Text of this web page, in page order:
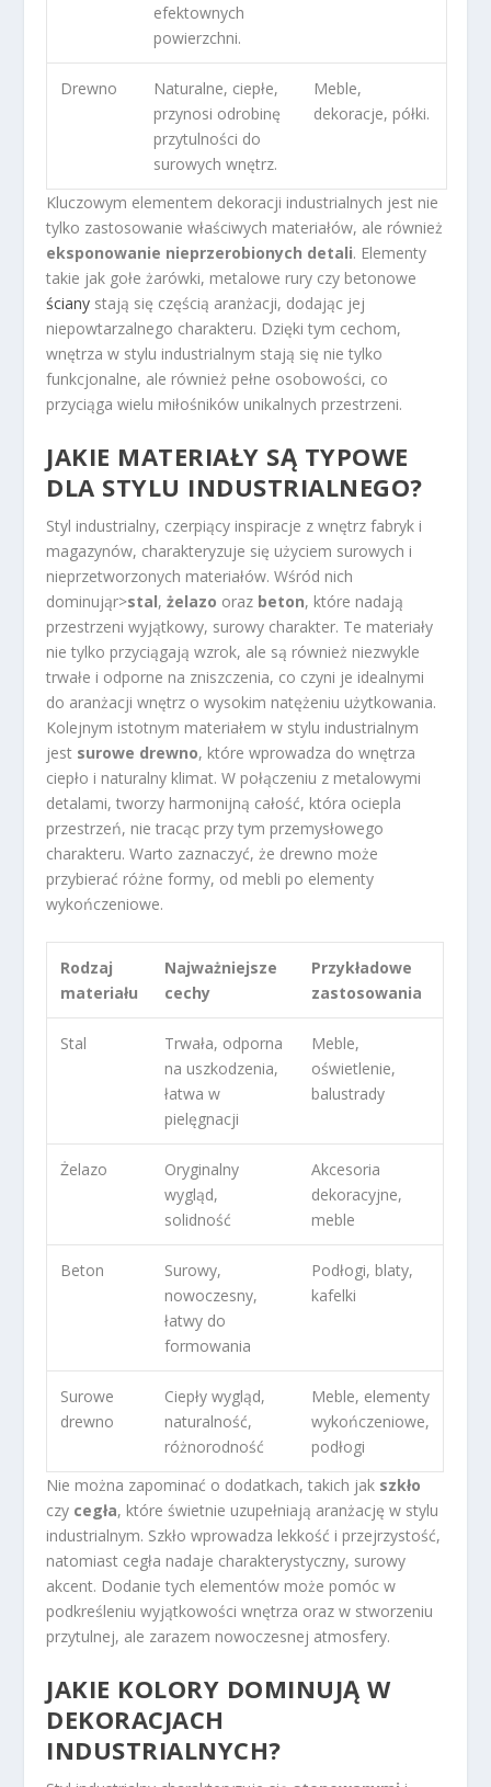
efektownych
powierzchni.
Drewno
Naturalne, ciepłe,
przynosi odrobinę
przytulności do
surowych wnętrz.
Meble,
dekoracje, półki.
Kluczowym elementem dekoracji industrialnych jest nie
tylko zastosowanie właściwych materiałów, ale również
eksponowanie nieprzerobionych detali. Elementy
takie jak gołe żarówki, metalowe rury czy betonowe
ściany stają się częścią aranżacji, dodając jej
niepowtarzalnego charakteru. Dzięki tym cechom,
wnętrza w stylu industrialnym stają się nie tylko
funkcjonalne, ale również pełne osobowości, co
przyciąga wielu miłośników unikalnych przestrzeni.
JAKIE MATERIAŁY SĄ TYPOWE
DLA STYLU INDUSTRIALNEGO?
Styl industrialny, czerpiący inspiracje z wnętrz fabryk i
magazynów, charakteryzuje się użyciem surowych i
nieprzetworzonych materiałów. Wśród nich
dominująr>stal,żelazo oraz beton, które nadają
przestrzeni wyjątkowy, surowy charakter. Te materiały
nie tylko przyciągają wzrok, ale są również niezwykle
trwałe i odporne na zniszczenia, co czyni je idealnymi
do aranżacji wnętrz o wysokim natężeniu użytkowania.
Kolejnym istotnym materiałem w stylu industrialnym
jest surowe drewno, które wprowadza do wnętrza
ciepło i naturalny klimat. W połączeniu z metalowymi
detalami, tworzy harmonijną całość, która ociepla
przestrzeń, nie tracąc przy tym przemysłowego
charakteru. Warto zaznaczyć, że drewno może
przybierać różne formy, od mebli po elementy
wykończeniowe.
Rodzaj
materiału
Najważniejsze
cechy
Przykładowe
zastosowania
Stal
Trwała, odporna
na uszkodzenia,
łatwa w
pielęgnacji
Meble,
oświetlenie,
balustrady
Żelazo
Oryginalny
wygląd,
solidność
Akcesoria
dekoracyjne,
meble
Beton
Surowy,
nowoczesny,
łatwy do
formowania
Podłogi, blaty,
kafelki
Surowe
drewno
Ciepły wygląd,
naturalność,
różnorodność
Meble, elementy
wykończeniowe,
podłogi
Nie można zapominać o dodatkach, takich jak szkło
czy cegła, które świetnie uzupełniają aranżację w stylu
industrialnym. Szkło wprowadza lekkość i przejrzystość,
natomiast cegła nadaje charakterystyczny, surowy
akcent. Dodanie tych elementów może pomóc w
podkreśleniu wyjątkowości wnętrza oraz w stworzeniu
przytulnej, ale zarazem nowoczesnej atmosfery.
JAKIE KOLORY DOMINUJĄ W
DEKORACJACH
INDUSTRIALNYCH?